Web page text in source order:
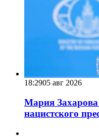
18:2905 авг 2026
Мария Захарова
нацистского